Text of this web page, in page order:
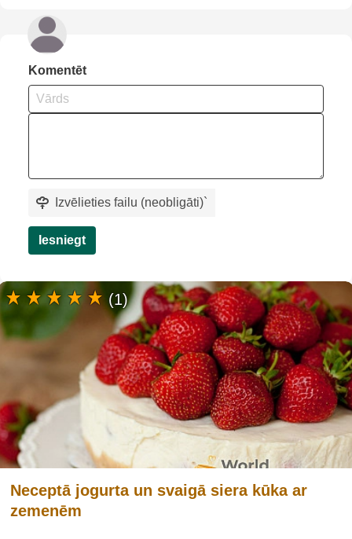
Komentēt
Izvēlieties failu (neobligāti)`
Iesniegt
Neceptā jogurta un svaigā siera kūka ar
zemenēm
(1)